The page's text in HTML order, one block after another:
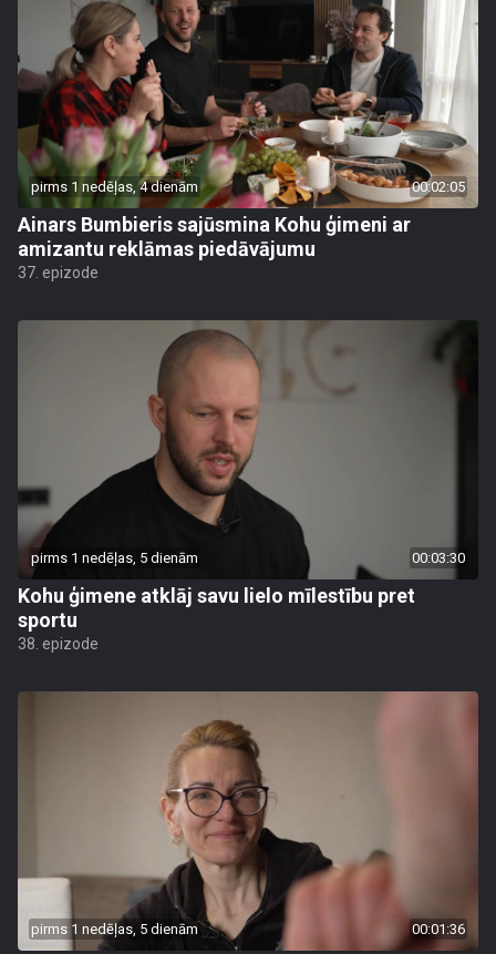
pirms 1 nedēļas, 4 dienām 00:02:05
Ainars Bumbieris sajūsmina Kohu ģimeni ar
amizantu reklāmas piedāvājumu
37. epizode
pirms 1 nedēļas, 5 dienām 00:03:30
Kohu ģimene atklāj savu lielo mīlestību pret
sportu
38. epizode
pirms 1 nedēļas, 5 dienām 00:01:36